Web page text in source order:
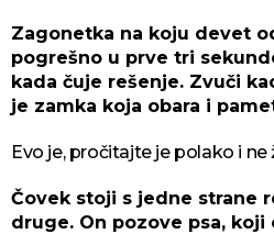
Zagonetka na koju devet
pogrešno u prve tri
kada čuje rešenje. Zvuči
je zamka koja obara i
Evo je, pročitajte je polako i
Čovek stoji s jedne strane
druge. On pozove psa,